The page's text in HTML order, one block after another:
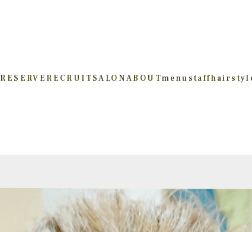
RESERVE RECRUITSALONABOUTmenu staff